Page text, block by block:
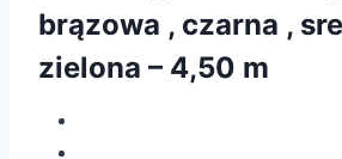
brązowa , czarna ,
zielona – 4,50 m